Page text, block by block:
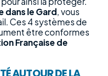
dans le Gard, vous
Ces 4 systèmes de
être conformes
Française de
AUTOUR DE LA